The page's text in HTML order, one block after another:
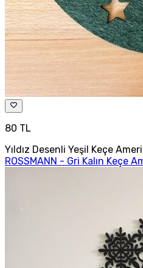
80 TL
Yıldız Desenli Yeşil Keçe
ROSSMANN - Gri Kalın Keçe